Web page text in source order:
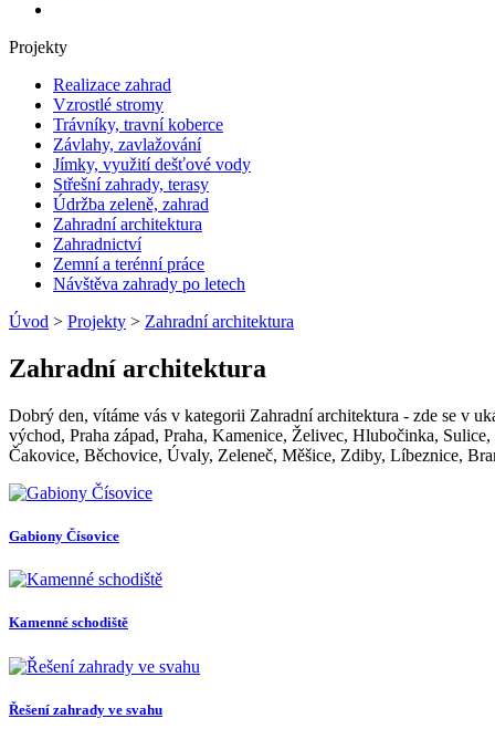
Projekty
Realizace zahrad
Vzrostlé stromy
Trávníky, travní koberce
Závlahy, zavlažování
Jímky, využití dešťové vody
Střešní zahrady, terasy
Údržba zeleně, zahrad
Zahradní architektura
Zahradnictví
Zemní a terénní práce
Návštěva zahrady po letech
Úvod > Projekty > Zahradní architektura
Zahradní architektura
Dobrý den, vítáme vás v kategorii Zahradní architektura - zde se v
východ, Praha západ, Praha, Kamenice, Želivec, Hlubočinka,
Čakovice, Běchovice, Úvaly, Zeleneč, Měšice, Zdiby, Líbeznice,
Gabiony Čísovice
Kamenné schodiště
Řešení zahrady ve svahu